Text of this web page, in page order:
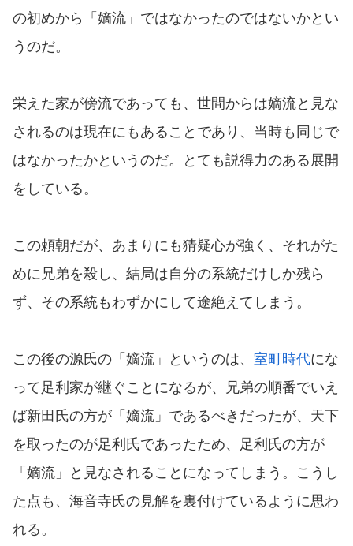
の初めから「嫡流」ではなかったのではないかとい
うのだ。
栄えた家が傍流であっても、世間からは嫡流と見な
されるのは現在にもあることであり、当時も同じで
はなかったかというのだ。とても説得力のある展開
をしている。
この頼朝だが、あまりにも猜疑心が強く、それがた
めに兄弟を殺し、結局は自分の系統だけしか残ら
ず、その系統もわずかにして途絶えてしまう。
この後の源氏の「嫡流」というのは、 室町時代にな
って足利家が継ぐことになるが、兄弟の順番でいえ
ば新田氏の方が「嫡流」であるべきだったが、天下
を取ったのが足利氏であったため、足利氏の方が
「嫡流」と見なされることになってしまう。こうし
た点も、海音寺氏の見解を裏付けているように思わ
れる。